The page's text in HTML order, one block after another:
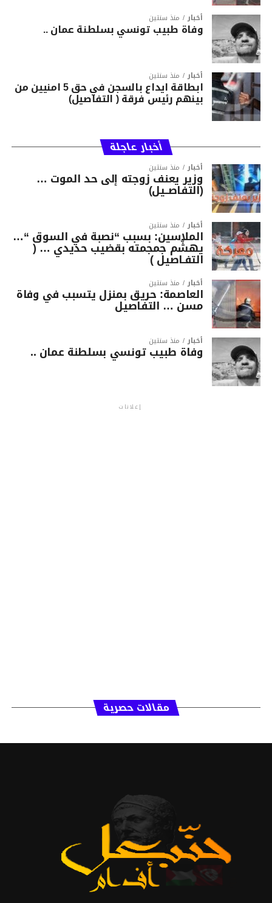
أخبار منذ سنتين
وفاة طبيب تونسي بسلطنة عمان ..
أخبار منذ سنتين
ابطاقة ايداع بالسجن في حق 5 امنيين من
بينهم رئيس فرقة ( التفاصيل)
أخبار عاجلة
أخبار منذ سنتين
وزير يعنف زوجته إلى حد الموت …
(التفاصــيل)
أخبار منذ سنتين
الملاسين: بسبب “نصبة في السوق “…
يهشّم جمجمته بقضيب حديدي … (
التفـاصيل )
أخبار منذ سنتين
العاصمة: حريق بمنزل يتسبب في وفاة
مسن … التفاصيل
أخبار منذ سنتين
وفاة طبيب تونسي بسلطنة عمان ..
إعلانات
مقالات حصرية